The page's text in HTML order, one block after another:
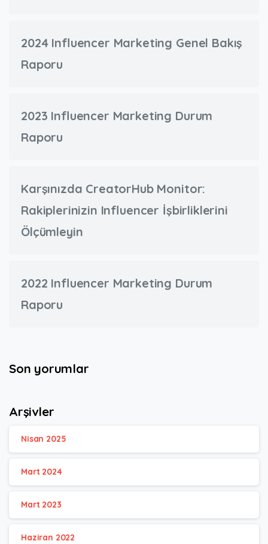
2024 Influencer Marketing Genel Bakış
Raporu
2023 Influencer Marketing Durum
Raporu
Karşınızda CreatorHub Monitor:
Rakiplerinizin Influencer İşbirliklerini
Ölçümleyin
2022 Influencer Marketing Durum
Raporu
Son yorumlar
Arşivler
Nisan 2025
Mart 2024
Mart 2023
Haziran 2022